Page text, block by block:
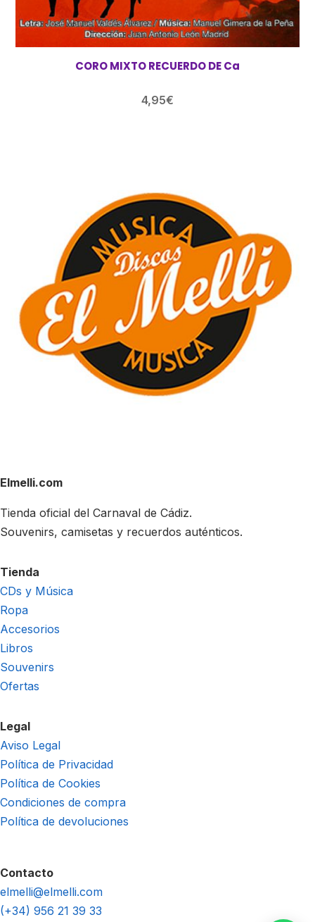
CORO MIXTO RECUERDO DE Ca
4,95€
Elmelli.com
Tienda oficial del Carnaval de Cádiz.
Souvenirs, camisetas y recuerdos auténticos.
Tienda
CDs y Música
Ropa
Accesorios
Libros
Souvenirs
Ofertas
Legal
Aviso Legal
Política de Privacidad
Política de Cookies
Condiciones de compra
Política de devoluciones
Contacto
elmelli@elmelli.com
(+34) 956 21 39 33